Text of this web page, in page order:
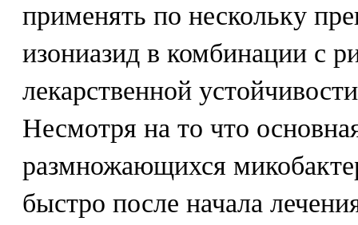
применять по нескольку
изониазид в комбинации с
лекарственной
Несмотря на то что
размножающихся
быстро после начала